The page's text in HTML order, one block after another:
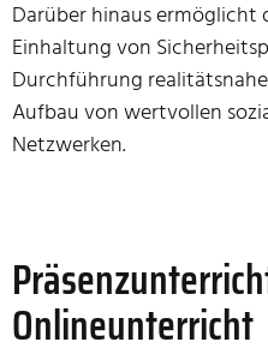
Darüber hinaus ermöglicht
Einhaltung von
Durchführung
Aufbau von wertvollen
Netzwerken.
Onlineunterricht